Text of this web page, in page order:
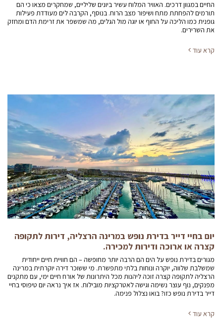
החיים במגוון דרכים. האוויר המלוח עשיר ביונים שליליים, שמחקרים מצאו כי הם
תורמים להפחתת מתח ושיפור מצב הרוח. בנוסף, הקרבה לים מעודדת פעילות
גופנית כמו הליכה על החוף או יוגה מול הגלים, מה שמשפר את זרימת הדם ומחזק
את השרירים.
קרא עוד
יום בחיי דייר בדירת נופש במרינה הרצליה, דירות לתקופה
קצרה או ארוכה ודירות למכירה.
מגורים בדירת נופש על הים הם הרבה יותר מחופשה – הם חוויית חיים ייחודית
שמשלבת שלווה, יוקרה ונוחות בלתי מתפשרת. מי ששוכר דירה יוקרתית במרינה
הרצליה לתקופה קצרה זוכה ליהנות מכל היתרונות של אורח חיים ימי, עם מתקנים
מפנקים, נוף עוצר נשימה וגישה לאטרקציות מובילות. אז איך נראה יום טיפוסי בחיי
דייר בדירת נופש כזו? בואו נצלול פנימה.
קרא עוד